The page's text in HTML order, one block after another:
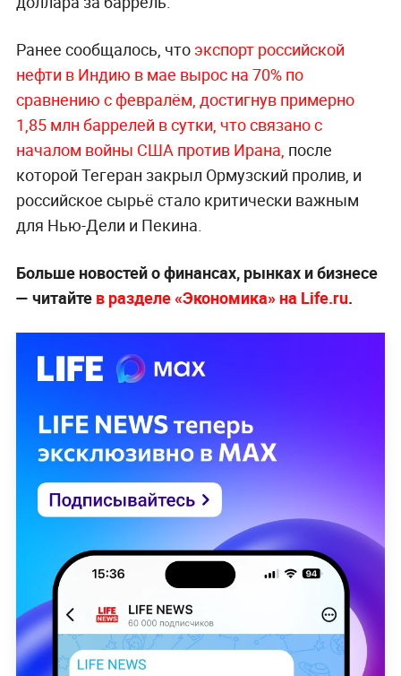
Ранее сообщалось, что экспорт российской
нефти в Индию в мае вырос на 70% по
сравнению с февралём, достигнув примерно
1,85 млн баррелей в сутки, что связано с
началом войны США против Ирана, после
которой Тегеран закрыл Ормузский пролив, и
российское сырьё стало критически важным
для Нью-Дели и Пекина.
Больше новостей о финансах, рынках и бизнесе
— читайтев разделе «Экономика» на Life.ru.